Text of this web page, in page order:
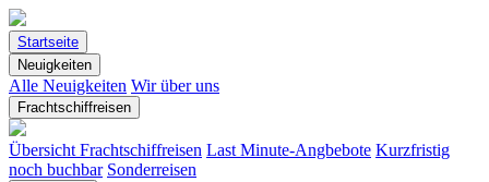
Startseite
Neuigkeiten
Alle Neuigkeiten Wir über uns
Frachtschiffreisen
Übersicht Frachtschiffreisen Last Minute-Angbebote Kurzfristig
noch buchbar Sonderreisen